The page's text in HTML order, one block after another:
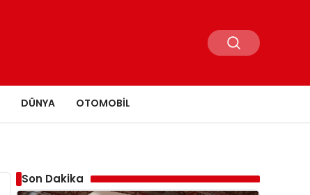
DÜNYA OTOMOBIL
Son Dakika